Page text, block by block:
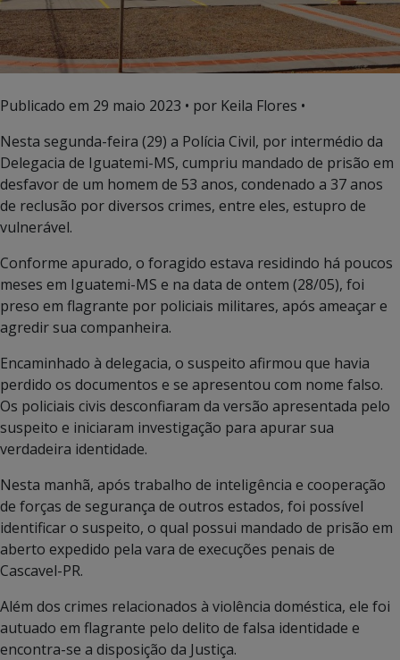
Publicado em 29 maio 2023 • por Keila Flores •
Nesta segunda-feira (29) a Polícia Civil, por intermédio da
Delegacia de Iguatemi-MS, cumpriu mandado de prisão em
desfavor de um homem de 53 anos, condenado a 37 anos
de reclusão por diversos crimes, entre eles, estupro de
vulnerável.
Conforme apurado, o foragido estava residindo há poucos
meses em Iguatemi-MS e na data de ontem (28/05), foi
preso em flagrante por policiais militares, após ameaçar e
agredir sua companheira.
Encaminhado à delegacia, o suspeito afirmou que havia
perdido os documentos e se apresentou com nome falso.
Os policiais civis desconfiaram da versão apresentada pelo
suspeito e iniciaram investigação para apurar sua
verdadeira identidade.
Nesta manhã, após trabalho de inteligência e cooperação
de forças de segurança de outros estados, foi possível
identificar o suspeito, o qual possui mandado de prisão em
aberto expedido pela vara de execuções penais de
Cascavel-PR.
Além dos crimes relacionados à violência doméstica, ele foi
autuado em flagrante pelo delito de falsa identidade e
encontra-se a disposição da Justiça.